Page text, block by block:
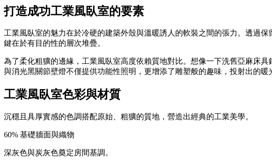
打造成功工業風臥室的要素
工業風臥室的魅力在於冷硬的建築外殼與溫暖誘人的軟裝之間的張力。透過
鍵在於有目的性的層次堆疊。
為了柔化粗獷的邊緣，工業風臥室高度依賴質地對比。想像一下洗舊亞麻床
與消光黑關節壁燈不僅提供功能性照明，更增添了雕塑般的趣味，投射出的暖
工業風臥室色彩與材質
沉穩且具厚實感的色調搭配原始、粗獷的質地，營造出經典的工業美學。
60% 基礎牆面與織物
深灰色與炭灰色奠定房間基調。